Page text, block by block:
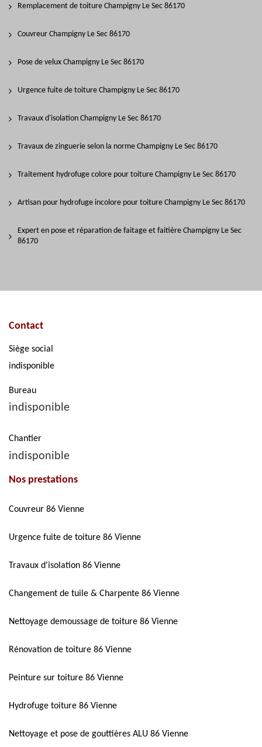
Remplacement de toiture Champigny Le Sec 86170
Couvreur Champigny Le Sec 86170
Pose de velux Champigny Le Sec 86170
Urgence fuite de toiture Champigny Le Sec 86170
Travaux d'isolation Champigny Le Sec 86170
Travaux de zinguerie selon la norme Champigny Le Sec 86170
Traitement hydrofuge colore pour toiture Champigny Le Sec 86170
Artisan pour hydrofuge incolore pour toiture Champigny Le Sec 86170
Expert en pose et réparation de faitage et faitière Champigny Le Sec
86170
Contact
Siège social
indisponible
Bureau
indisponible
Chantier
indisponible
Nos prestations
Couvreur 86 Vienne
Urgence fuite de toiture 86 Vienne
Travaux d'isolation 86 Vienne
Changement de tuile & Charpente 86 Vienne
Nettoyage demoussage de toiture 86 Vienne
Rénovation de toiture 86 Vienne
Peinture sur toiture 86 Vienne
Hydrofuge toiture 86 Vienne
Nettoyage et pose de gouttières ALU 86 Vienne